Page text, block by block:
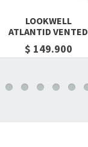
LOOKWELL
ATLANTID VENTED
$ 149.900